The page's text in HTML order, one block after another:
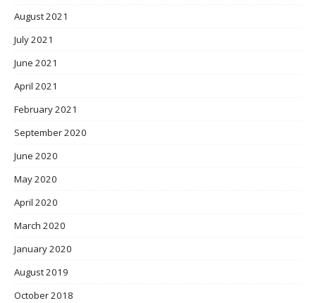
August 2021
July 2021
June 2021
April 2021
February 2021
September 2020
June 2020
May 2020
April 2020
March 2020
January 2020
August 2019
October 2018